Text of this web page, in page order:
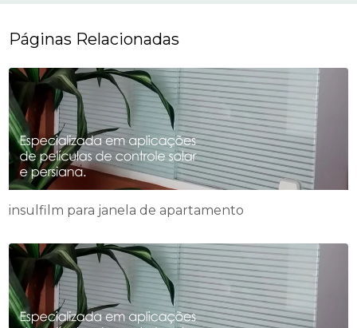
Páginas Relacionadas
insulfilm para janela de apartamento